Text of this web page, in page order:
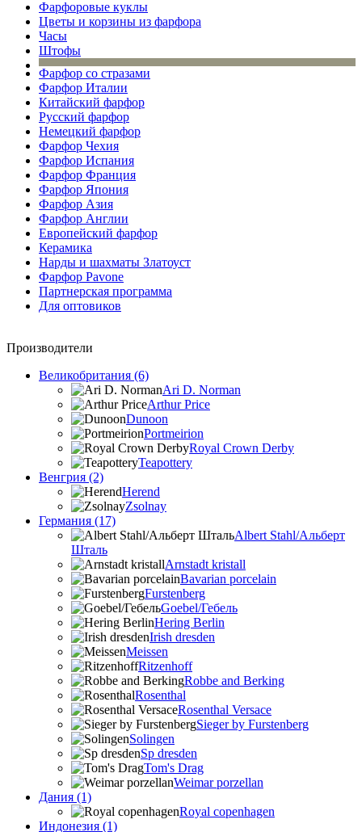
Фарфоровые куклы
Цветы и корзины из фарфора
Часы
Штофы
Фарфор со стразами
Фарфор Италии
Китайский фарфор
Русский фарфор
Немецкий фарфор
Фарфор Чехия
Фарфор Испания
Фарфор Франция
Фарфор Япония
Фарфор Азия
Фарфор Англии
Европейский фарфор
Керамика
Нарды и шахматы Златоуст
Фарфор Pavone
Партнерская программа
Для оптовиков
Производители
Великобритания (6)
Ari D. Norman
Arthur Price
Dunoon
Portmeirion
Royal Crown Derby
Teapottery
Венгрия (2)
Herend
Zsolnay
Германия (17)
Albert Stahl/Альбеpт
Шталь
Arnstadt kristall
Bavarian porcelain
Furstenberg
Goebel/Гебель
Hering Berlin
Irish dresden
Meissen
Ritzenhoff
Robbe and Berking
Rosenthal
Rosenthal Versace
Sieger by Furstenberg
Solingen
Sp dresden
Tom's Drag
Weimar porzellan
Дания (1)
Royal copenhagen
Индонезия (1)